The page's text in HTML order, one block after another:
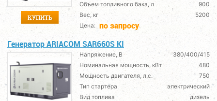
КУПИТЬ
Объем топливного бака, л
900
Вес, кг
5200
Цена: по запросу
Генератор ARIACOM SAR660S KI
Напряжение, В
380/400/415
Номинальная мощность, кВт
480
Мощность двигателя, л.с.
750
Тип стартера
электрический
Вид топлива
дизель